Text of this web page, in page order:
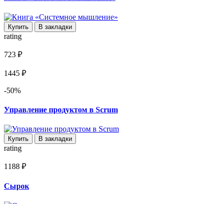
Купить В закладки
rating
723 ₽
1445 ₽
-50%
Управление продуктом в Scrum
Купить В закладки
rating
1188 ₽
Сырок